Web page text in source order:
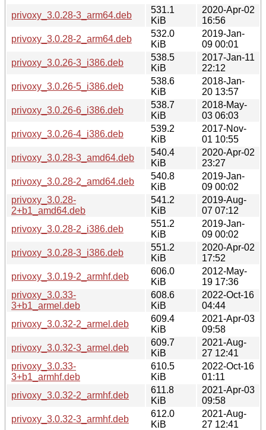
privoxy_3.0.28-3_arm64.deb
531.1
KiB
2020-Apr-02
16:56
privoxy_3.0.28-2_arm64.deb
532.0
KiB
2019-Jan-
09 00:01
privoxy_3.0.26-3_i386.deb
538.5
KiB
2017-Jan-11
22:12
privoxy_3.0.26-5_i386.deb
538.6
KiB
2018-Jan-
20 13:57
privoxy_3.0.26-6_i386.deb
538.7
KiB
2018-May-
03 06:03
privoxy_3.0.26-4_i386.deb
539.2
KiB
2017-Nov-
01 10:55
privoxy_3.0.28-3_amd64.deb
540.4
KiB
2020-Apr-02
23:27
privoxy_3.0.28-2_amd64.deb
540.8
KiB
2019-Jan-
09 00:02
privoxy_3.0.28-
2+b1_amd64.deb
541.2
KiB
2019-Aug-
07 07:12
privoxy_3.0.28-2_i386.deb
551.2
KiB
2019-Jan-
09 00:02
privoxy_3.0.28-3_i386.deb
551.2
KiB
2020-Apr-02
17:52
privoxy_3.0.19-2_armhf.deb
606.0
KiB
2012-May-
19 17:36
privoxy_3.0.33-
3+b1_armel.deb
608.6
KiB
2022-Oct-16
04:44
privoxy_3.0.32-2_armel.deb
609.4
KiB
2021-Apr-03
09:58
privoxy_3.0.32-3_armel.deb
609.7
KiB
2021-Aug-
27 12:41
privoxy_3.0.33-
3+b1_armhf.deb
610.5
KiB
2022-Oct-16
01:11
privoxy_3.0.32-2_armhf.deb
611.8
KiB
2021-Apr-03
09:58
privoxy_3.0.32-3_armhf.deb
612.0
KiB
2021-Aug-
27 12:41